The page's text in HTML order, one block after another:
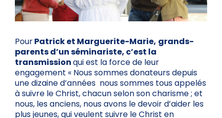
PourPatrick et Marguerite-Marie, grands-
parents d’un séminariste, c’est la
transmissionqui est la force de leur
engagement « Nous sommes donateurs depuis
une dizaine d’années nous sommes tous appelés
à suivre le Christ, chacun selon son charisme ; et
nous, les anciens, nous avons le devoir d’aider les
plus jeunes, qui veulent suivre le Christ en